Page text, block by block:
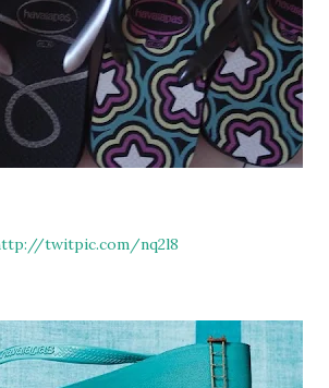
http://twitpic.com/nq2l8